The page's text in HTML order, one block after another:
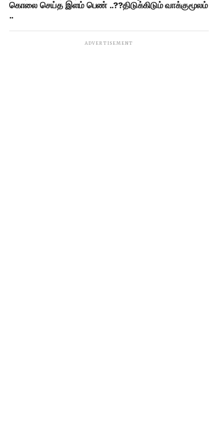
கொலை செய்த இளம் பெண் ..??திடுக்கிடும் வாக்குமூலம்
..
ADVERTISEMENT